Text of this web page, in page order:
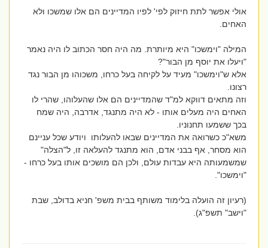
אולי אפשר לתת חיזוק לפי' לפיו המדיינים הם אלו שמשכו ולא
האחים.
המילה "וימשכו" היא מיותרת. מה היה חסר הכתוב לו היה נאמר
"ויעלו את יוסף מן הבור"?
אלא ש"וימשכו" מעיד על לקיחה בעל כרחו, משכוהו מן הבור נגד
רצונו.
וזה מתאים דווקא למ"ד שהמדיינים הם אלו שהעלוהו, שהרי לו
האחים היה מעלים אותו - לא היה מתנגד, אדרבה, היה שמח
בכך ששמעו תחנוניו.
משא"כ כשרואה את המדיינים שבאו להעלותו ויודע שכל עניינם
הוא מסחר, אף בבני אדם, הוא מתנגד להעלאה זו, ל"הצלה"
שמשמעותה היא עבדות עולם, ולכן הם מושכים אותו בעל כרחו -
"וימשכו".
(רעיון זה הועלה בלימוד משותף בבית משפ' חניא בדולב, שבת
"וישב" תשפ"ג).